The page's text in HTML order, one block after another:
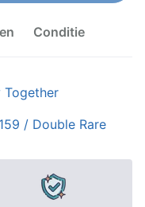
Conditie
Together
/ Double Rare